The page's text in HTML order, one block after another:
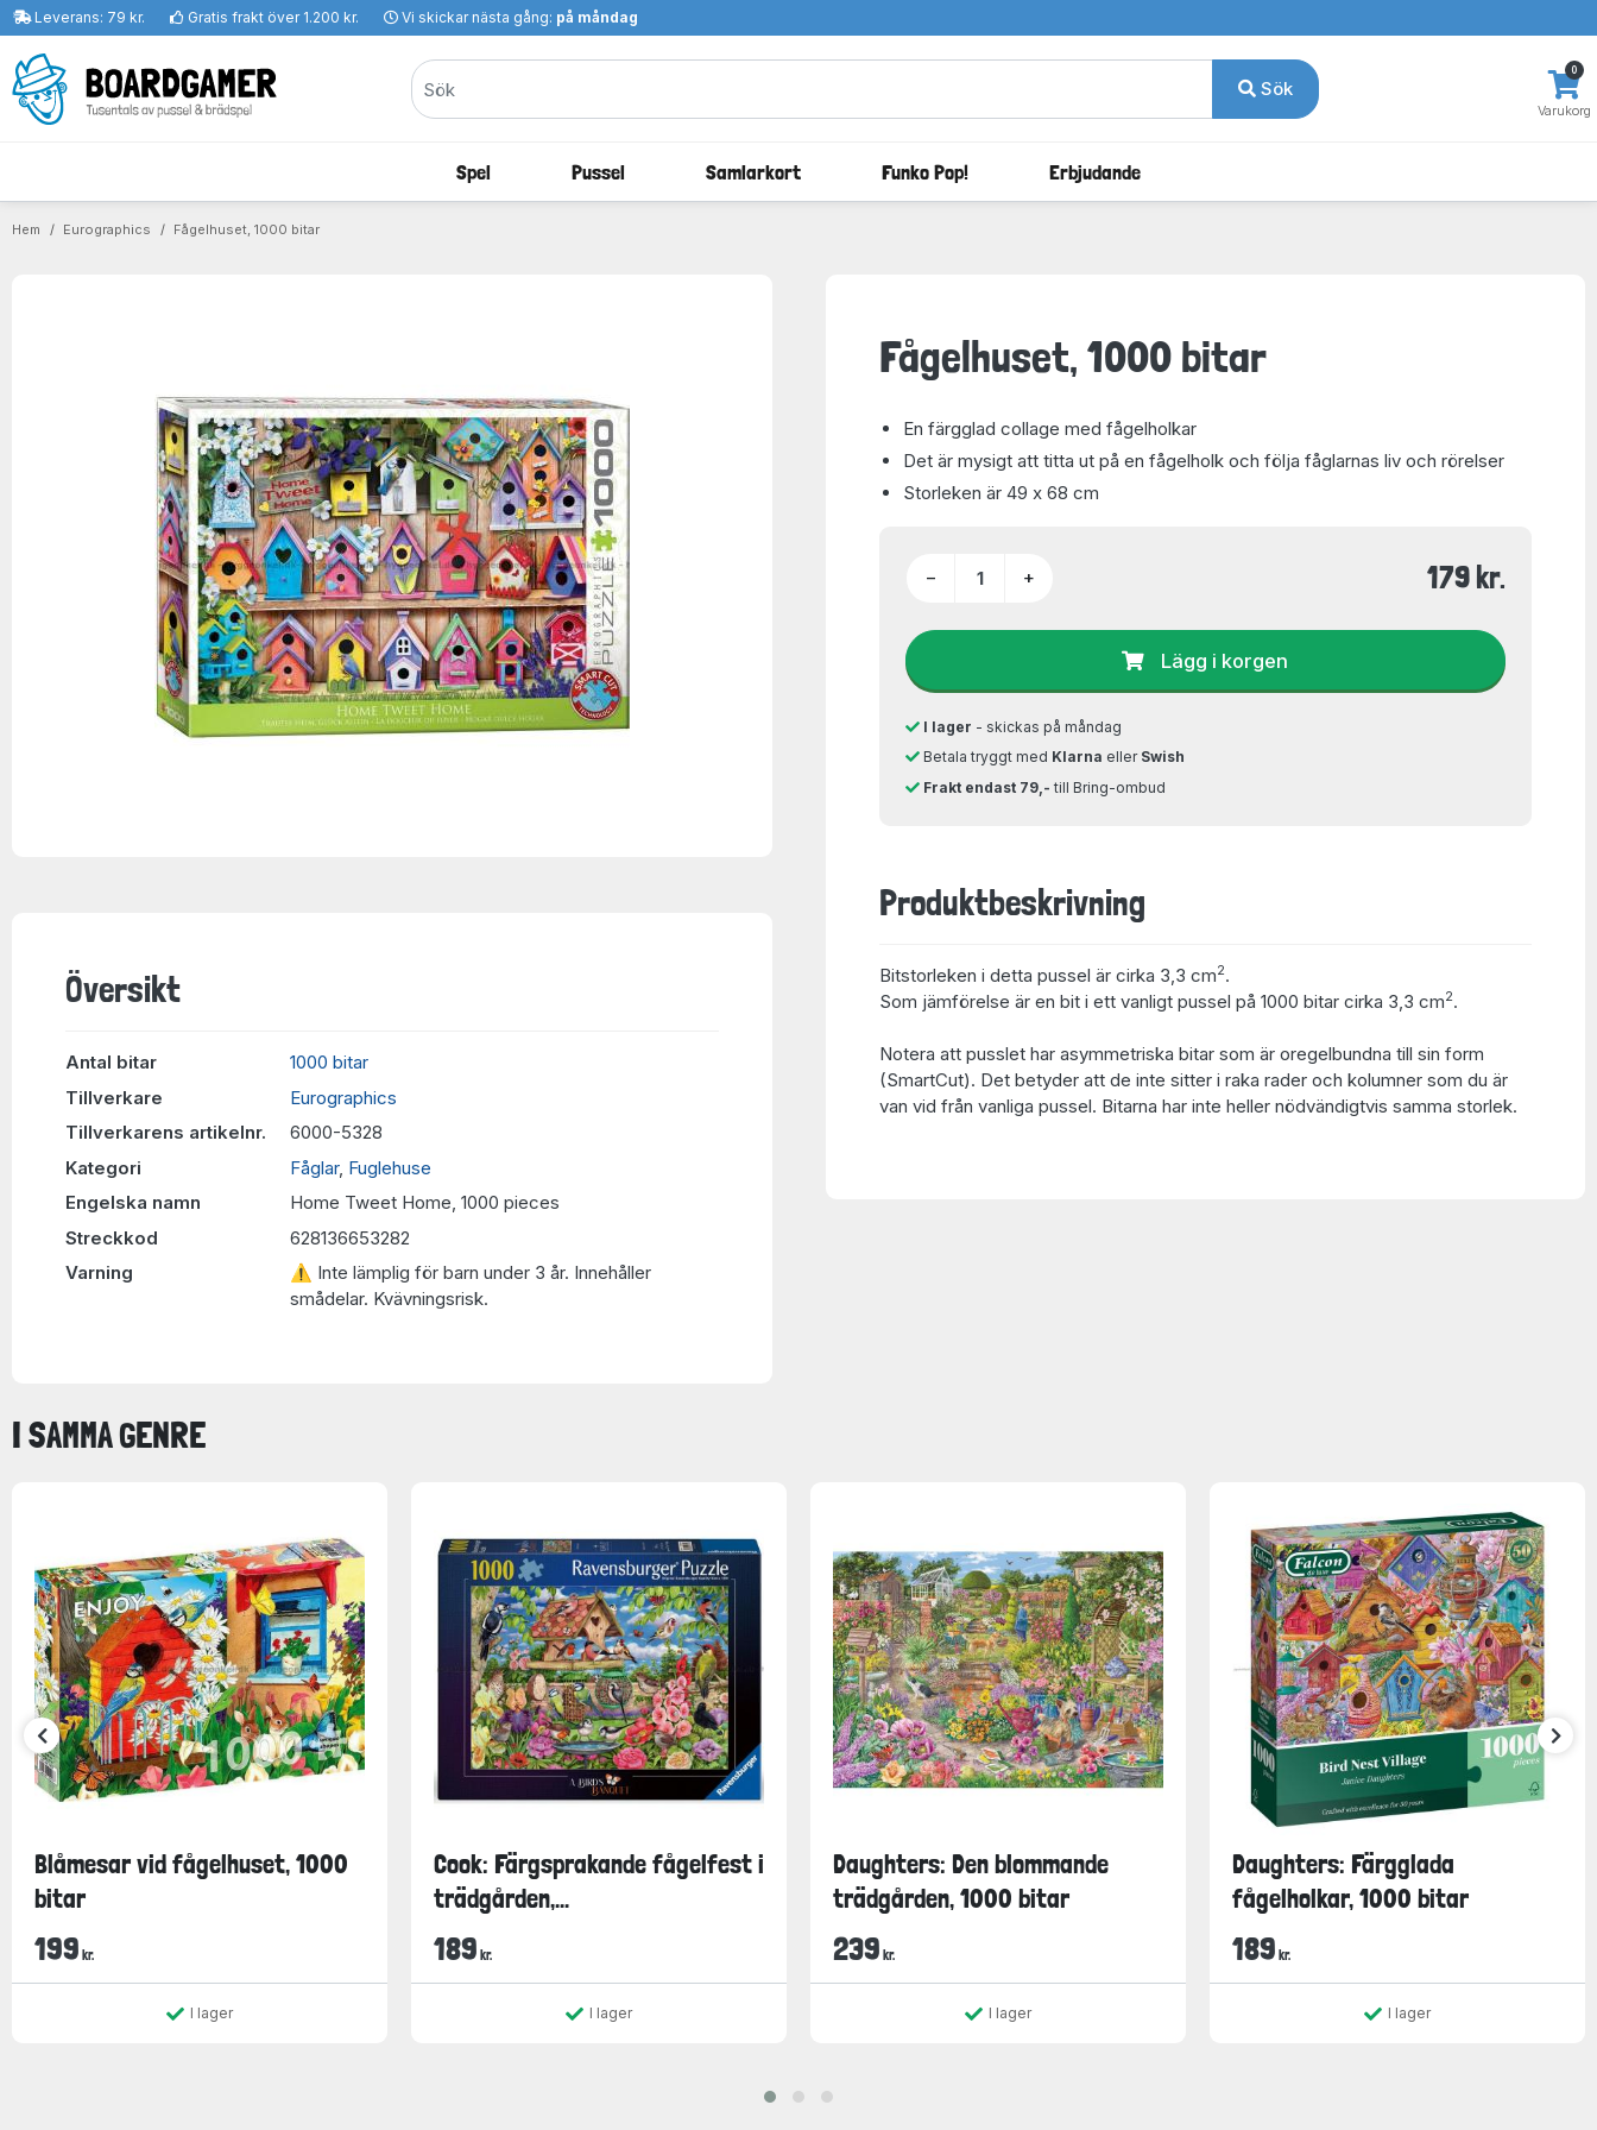
Leverans: 79 kr. Gratis frakt över 1.200 kr. Vi skickar nästa gång: på måndag
Sök
Varukorg
0
Spel Pussel Samlarkort Funko Pop! Erbjudande
Hem Eurographics Fågelhuset, 1000 bitar
Översikt
Antal bitar
1000 bitar
Tillverkare
Eurographics
Tillverkarens artikelnr.
6000-5328
Kategori
Fåglar, Fuglehuse
Engelska namn
Home Tweet Home, 1000 pieces
Streckkod
628136653282
Varning
⚠ Inte lämplig för barn under 3 år. Innehåller
smådelar. Kvävningsrisk.
Fågelhuset, 1000 bitar
En färgglad collage med fågelholkar
Det är mysigt att titta ut på en fågelholk och följa fåglarnas liv och rörelser
Storleken är 49 x 68 cm
− + 179 kr.
Lägg i korgen
I lager - skickas på måndag
Betala tryggt med Klarna eller Swish
Frakt endast 79,- till Bring-ombud
Produktbeskrivning
Bitstorleken i detta pussel är cirka 3,3 cm2.
Som jämförelse är en bit i ett vanligt pussel på 1000 bitar cirka 3,3 cm2.
Notera att pusslet har asymmetriska bitar som är oregelbundna till sin form
(SmartCut). Det betyder att de inte sitter i raka rader och kolumner som du är
van vid från vanliga pussel. Bitarna har inte heller nödvändigtvis samma storlek.
I SAMMA GENRE
Blåmesar vid fågelhuset, 1000
bitar
199 kr.
I lager
Cook: Färgsprakande fågelfest i
trädgården,...
189 kr.
I lager
Daughters: Den blommande
trädgården, 1000 bitar
239 kr.
I lager
Daughters: Färgglada
fågelholkar, 1000 bitar
189 kr.
I lager